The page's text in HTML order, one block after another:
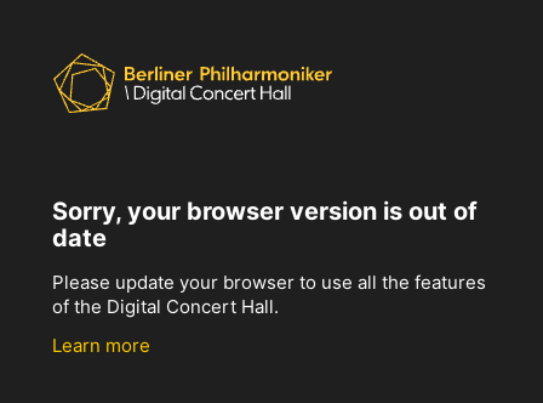
Sorry, your browser version is out of
date
Please update your browser to use all the features
of the Digital Concert Hall.
Learn more